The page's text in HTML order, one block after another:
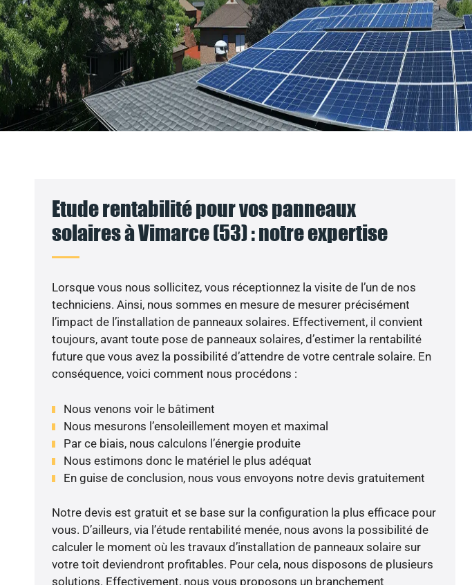
Etude rentabilité pour vos panneaux
solaires à Vimarce (53) : notre expertise
Lorsque vous nous sollicitez, vous réceptionnez la visite de l’un de nos
techniciens. Ainsi, nous sommes en mesure de mesurer précisément
l’impact de l’installation de panneaux solaires. Effectivement, il convient
toujours, avant toute pose de panneaux solaires, d’estimer la rentabilité
future que vous avez la possibilité d’attendre de votre centrale solaire. En
conséquence, voici comment nous procédons :
Nous venons voir le bâtiment
Nous mesurons l’ensoleillement moyen et maximal
Par ce biais, nous calculons l’énergie produite
Nous estimons donc le matériel le plus adéquat
En guise de conclusion, nous vous envoyons notre devis gratuitement
Notre devis est gratuit et se base sur la configuration la plus efficace pour
vous. D’ailleurs, via l’étude rentabilité menée, nous avons la possibilité de
calculer le moment où les travaux d’installation de panneaux solaire sur
votre toit deviendront profitables. Pour cela, nous disposons de plusieurs
solutions. Effectivement, nous vous proposons un branchement